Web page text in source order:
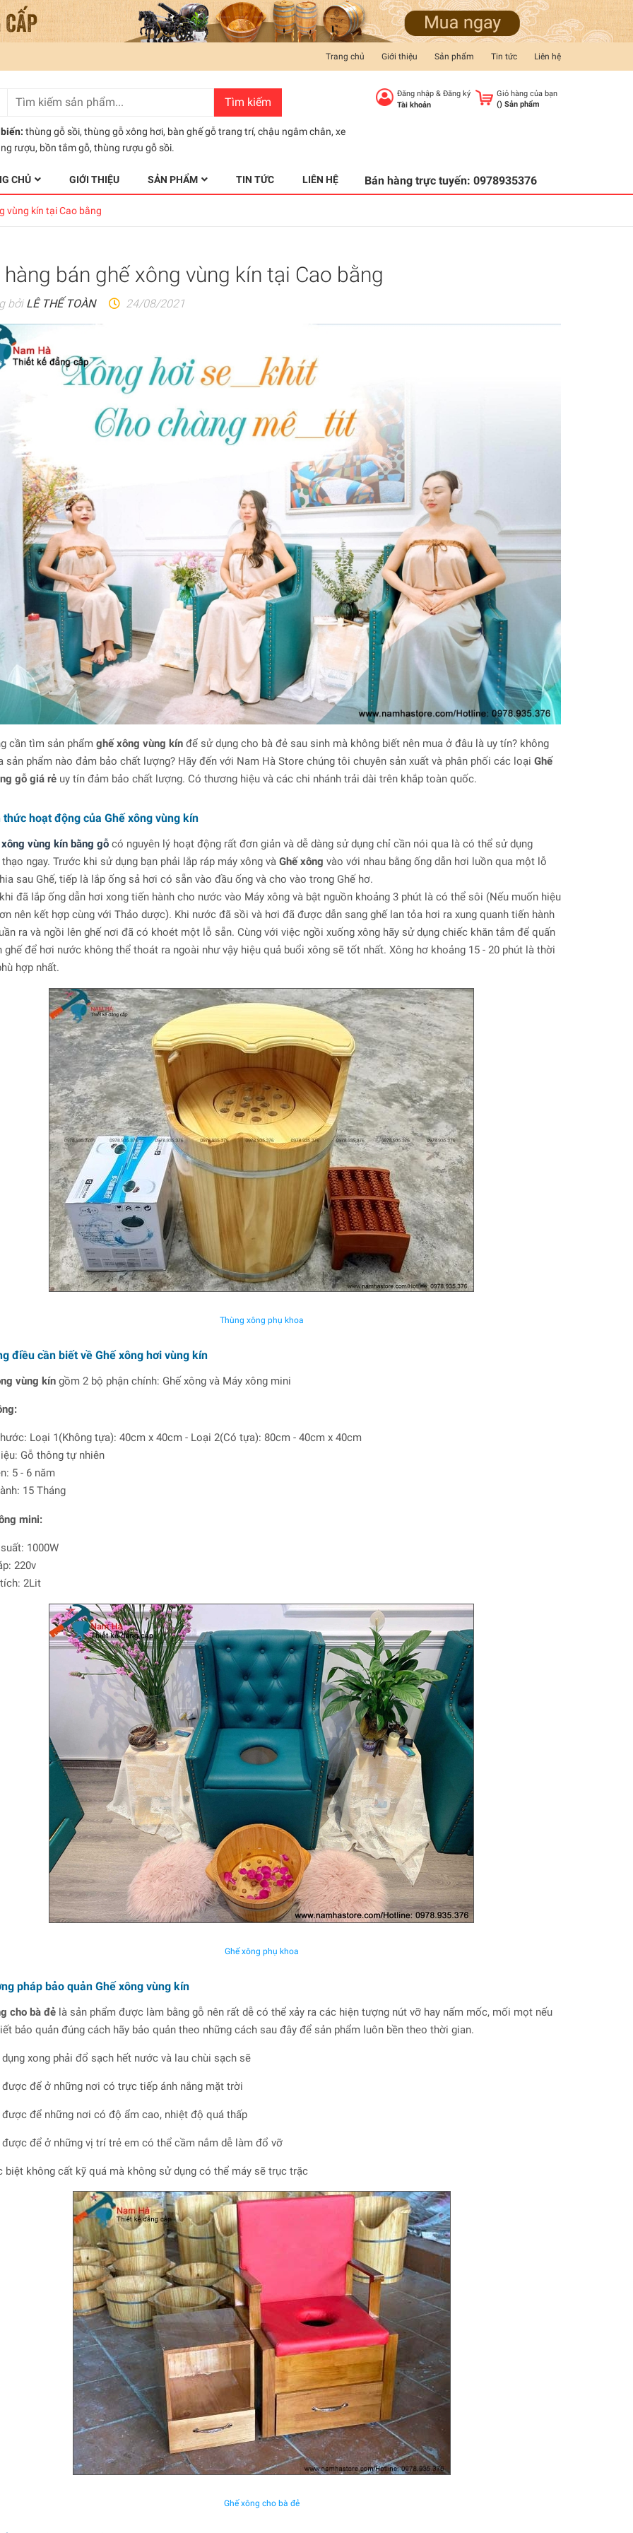
Trang chủ Giới thiệu Sản phẩm Tin tức Liên hệ
Tìm kiếm
thùng gỗ sồi, thùng gỗ xông hơi, bàn ghế gỗ trang trí, chậu ngâm chân, xe
rượu, bồn tắm gỗ, thùng rượu gỗ sồi.
Đăng nhập& Đăng ký
Tài khoản
Giỏ hàng của bạn
() Sản phẩm
CHỦ GIỚI THIỆU SẢN PHẨM TIN TỨC LIÊN HỆ Bán hàng trực tuyến: 0978935376
vùng kín tại Cao bằng
hàng bán ghế xông vùng kín tại Cao bằng
bởi LÊ THẾ TOÀN 24/08/2021
cần tìm sản phẩm ghế xông vùng kínđể sử dụng cho bà đẻ sau sinh mà không biết nên mua ở đâu là uy tín? không
sản phẩm nào đảm bảo chất lượng? Hãy đến với Nam Hà Store chúng tôi chuyên sản xuất và phân phối các loại Ghế
gỗ giá rẻuy tín đảm bảo chất lượng. Có thương hiệu và các chi nhánh trải dài trên khắp toàn quốc.
thức hoạt động của Ghế xông vùng kín
xông vùng kín bằng gỗ có nguyên lý hoạt động rất đơn giản và dễ dàng sử dụng chỉ cần nói qua là có thể sử dụng
ngay. Trước khi sử dụng bạn phải lắp ráp máy xông và Ghế xông vào với nhau bằng ống dẫn hơi luồn qua một lỗ
sau Ghế, tiếp là lắp ống sả hơi có sẵn vào đầu ống và cho vào trong Ghế hơ.
đã lắp ống dẫn hơi xong tiến hành cho nước vào Máy xông và bật nguồn khoảng 3 phút là có thể sôi (Nếu muốn hiệu
nên kết hợp cùng với Thảo dược). Khi nước đã sồi và hơi đã được dẫn sang ghế lan tỏa hơi ra xung quanh tiến hành
ra và ngồi lên ghế nơi đã có khoét một lỗ sẵn. Cùng với việc ngồi xuống xông hãy sử dụng chiếc khăn tắm để quấn
ghế để hơi nước không thể thoát ra ngoài như vậy hiệu quả buổi xông sẽ tốt nhất. Xông hơ khoảng 15 - 20 phút là thời
hợp nhất.
Thùng xông phụ khoa
điều cần biết về Ghế xông hơi vùng kín
vùng kíngồm 2 bộ phận chính: Ghế xông và Máy xông mini
Loại 1(Không tựa): 40cm x 40cm - Loại 2(Có tựa): 80cm - 40cm x 40cm
Gỗ thông tự nhiên
5 - 6 năm
15 Tháng
mini:
1000W
220v
2Lit
Ghế xông phụ khoa
pháp bảo quản Ghế xông vùng kín
cho bà đẻ là sản phẩm được làm bằng gỗ nên rất dễ có thể xảy ra các hiện tượng nút vỡ hay nấm mốc, mối mọt nếu
bảo quản đúng cách hãy bảo quản theo những cách sau đây để sản phẩm luôn bền theo thời gian.
xong phải đổ sạch hết nước và lau chùi sạch sẽ
được để ở những nơi có trực tiếp ánh nắng mặt trời
được để những nơi có độ ẩm cao, nhiệt độ quá thấp
được để ở những vị trí trẻ em có thể cầm nắm dễ làm đổ vỡ
biệt không cất kỹ quá mà không sử dụng có thể máy sẽ trục trặc
Ghế xông cho bà đẻ